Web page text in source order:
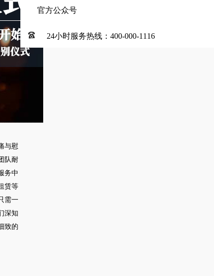
与慰
队耐
务中
赁等
需一
深知
致的
官方公众号
24小时服务热线：400-000-1116